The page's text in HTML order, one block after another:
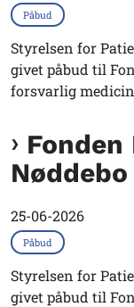
Påbud
Styrelsen for
givet påbud til
forsvarlig
Nøddebo
25-06-2026
Påbud
Styrelsen for
givet påbud til